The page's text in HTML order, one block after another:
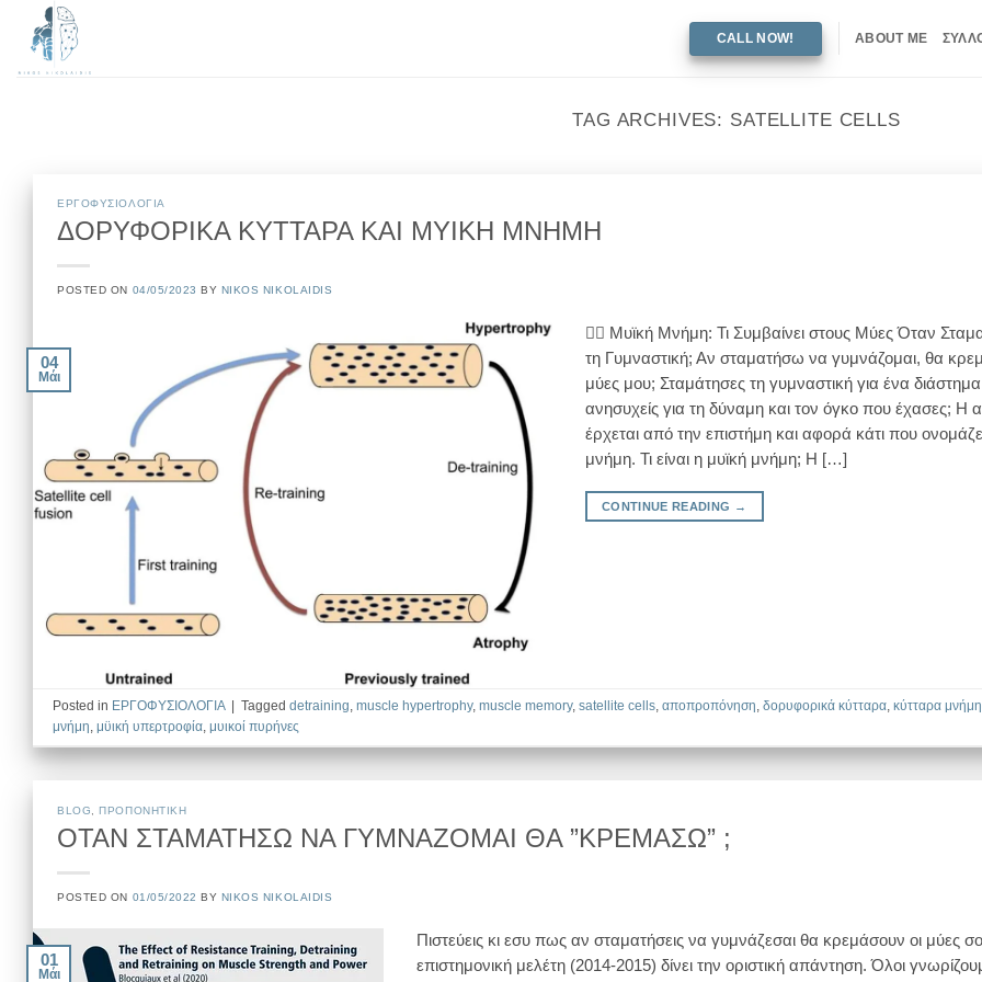
Μετάβαση
περιεχόμενο
CALL NOW! ABOUT ME
TAG ARCHIVES: SATELLITE CELLS
EΡΓΟΦΥΣΙΟΛΟΓΙΑ
ΔΟΡΥΦΟΡΙΚΑ ΚΥΤΤΑΡΑ ΚΑΙ ΜΥΙΚΗ ΜΝΗΜΗ
POSTED ON 04/05/2023 BY NIKOS NIKOLAIDIS
04
Μάι
🏋️‍♂️ Μυϊκή Μνήμη: Τι Συμβαίνει στους Μύες Όταν
τη Γυμναστική; Αν σταματήσω να γυμνάζομαι, θα
μύες μου; Σταμάτησες τη γυμναστική για ένα διάστημα
ανησυχείς για τη δύναμη και τον όγκο που έχασες; Η
έρχεται από την επιστήμη και αφορά κάτι που
μνήμη. Τι είναι η μυϊκή μνήμη; Η […]
CONTINUE READING →
Posted in EΡΓΟΦΥΣΙΟΛΟΓΙΑ Tagged detraining, muscle hypertrophy, muscle memory, satellite cells, αποπροπόνηση, δορυφορικά κύτταρα, κύτταρα
μνήμη, μϋική υπερτροφία, μυικοί πυρήνες
BLOG ,ΠΡΟΠΟΝΗΤΙΚΗ
ΟΤΑΝ ΣΤΑΜΑΤΗΣΩ ΝΑ ΓΥΜΝΑΖΟΜΑΙ ΘΑ ”ΚΡΕΜΑΣΩ” ;
POSTED ON 01/05/2022 BY NIKOS NIKOLAIDIS
01
Μάι
Πιστεύεις κι εσυ πως αν σταματήσεις να γυμνάζεσαι θα κρεμάσουν οι μύες
επιστημονική μελέτη (2014-2015) δίνει την οριστική απάντηση. Όλοι